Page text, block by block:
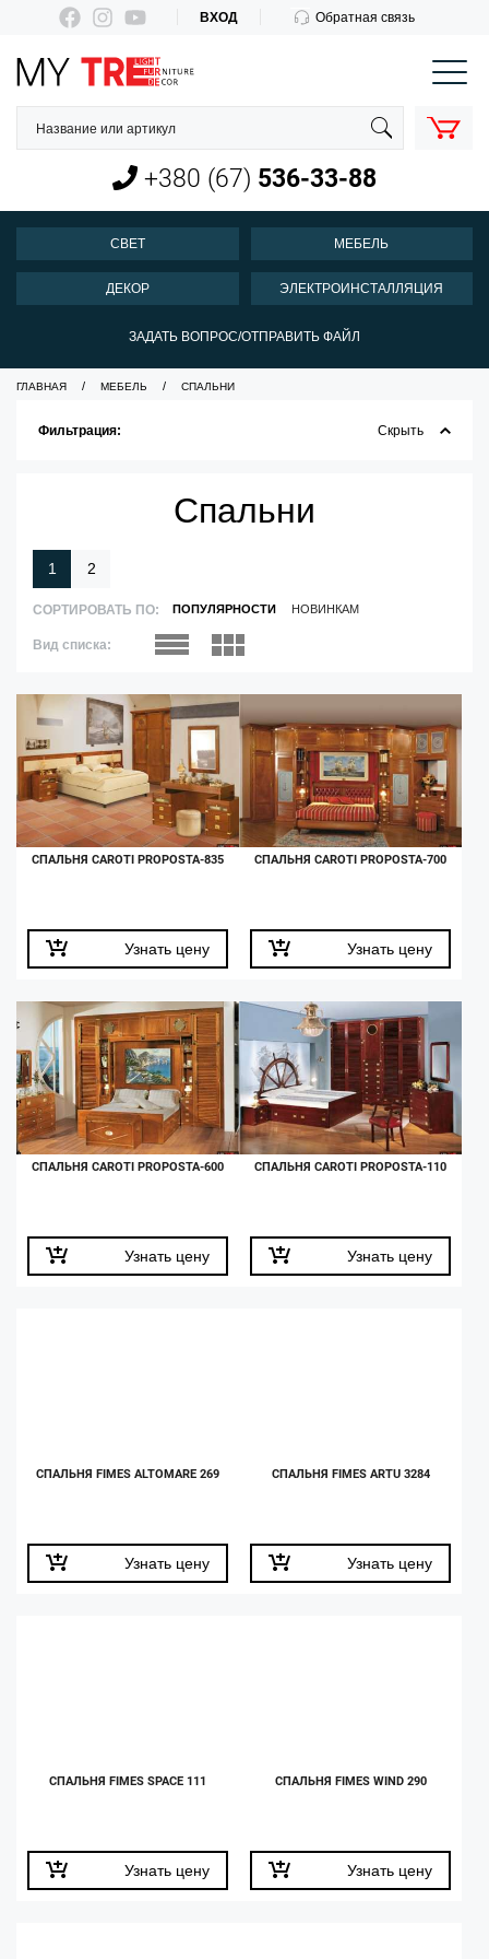
ВХОД Обратная связь
О нас
Оплата и доставка
Контакты
+380 (67)536-33-88
КОРЗИНА
+380 (67) 536-33-88
СВЕТ МЕБЕЛЬ
ДЕКОР ЭЛЕКТРОИНСТАЛЛЯЦИЯ
ЗАДАТЬ ВОПРОС/ОТПРАВИТЬ ФАЙЛ
ГЛАВНАЯ МЕБЕЛЬ СПАЛЬНИ
Фильтрация: Скрыть
Спальни
1 2
СОРТИРОВАТЬ ПО: ПОПУЛЯРНОСТИ НОВИНКАМ
Вид списка:
СПАЛЬНЯ CAROTI PROPOSTA-835
Узнать цену
СПАЛЬНЯ CAROTI PROPOSTA-700
Узнать цену
СПАЛЬНЯ CAROTI PROPOSTA-600
Узнать цену
СПАЛЬНЯ CAROTI PROPOSTA-110
Узнать цену
СПАЛЬНЯ FIMES ALTOMARE 269
Узнать цену
СПАЛЬНЯ FIMES ARTU 3284
Узнать цену
СПАЛЬНЯ FIMES SPACE 111
Узнать цену
СПАЛЬНЯ FIMES WIND 290
Узнать цену